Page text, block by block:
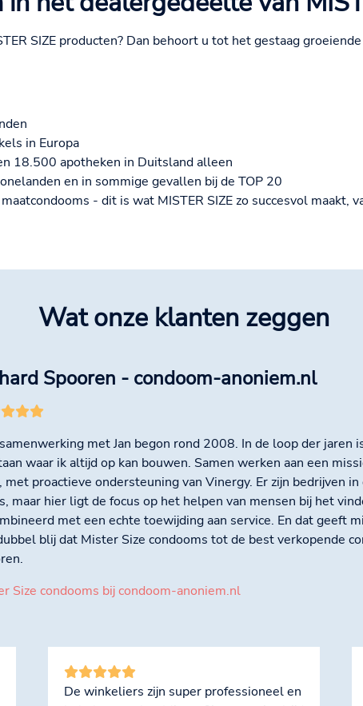
SIZE producten? Dan behoort u tot het gestaag
in Europa
18.500 apotheken in Duitsland alleen
en in sommige gevallen bij de TOP 20
- dit is wat MISTER SIZE zo succesvol maakt,
Wat onze klanten zeggen
Spooren - condoom-anoniem.nl
met Jan begon rond 2008. In de loop der jaren
waar ik altijd op kan bouwen. Samen werken aan een
met proactieve ondersteuning van Vinergy. Er zijn bedrijven
maar hier ligt de focus op het helpen van mensen bij het
met een echte toewijding aan service. En dat geeft
blij dat Mister Size condooms tot de best verkopende
Size condooms bij condoom-anoniem.nl
De winkeliers zijn super professioneel en